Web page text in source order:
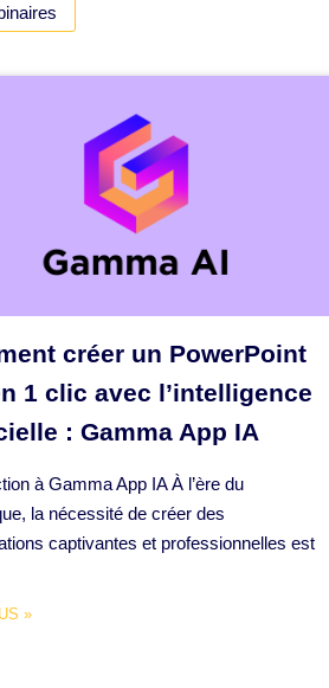
créer un PowerPoint
1 clic avec l’intelligence
: Gamma App IA
à Gamma App IA À l’ère du
la nécessité de créer des
captivantes et professionnelles est
»